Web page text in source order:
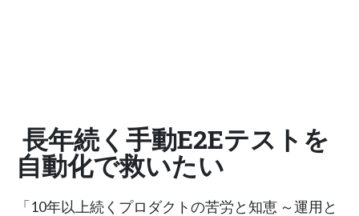
長年続く手動E2Eテストを
自動化で救いたい
「10年以上続くプロダクトの苦労と知恵 ～運用と